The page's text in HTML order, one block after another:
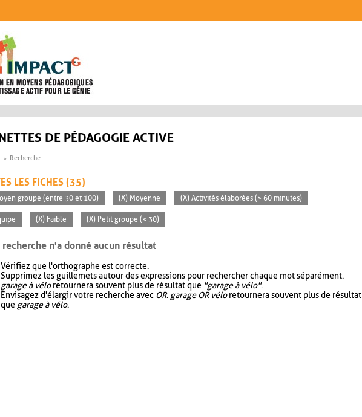
DE PÉDAGOGIE ACTIVE
Recherche
LES FICHES (35)
groupe (entre 30 et 100) (X) Moyenne (X) Activités élaborées (> 60 minutes)
(X) Faible (X) Petit groupe (< 30)
recherche n'a donné aucun résultat
Vérifiez que l'orthographe est correcte.
Supprimez les guillemets autour des expressions pour rechercher chaque mot séparément.
garage à véloretournera souvent plus de résultat que "garage à vélo".
Envisagez d'élargir votre recherche avec OR. garage OR véloretournera souvent plus de résultat
que garage à vélo.